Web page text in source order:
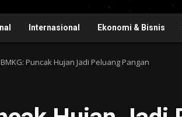
Internasional Ekonomi & Bisnis
BMKG: Puncak Hujan Jadi Peluang Pangan